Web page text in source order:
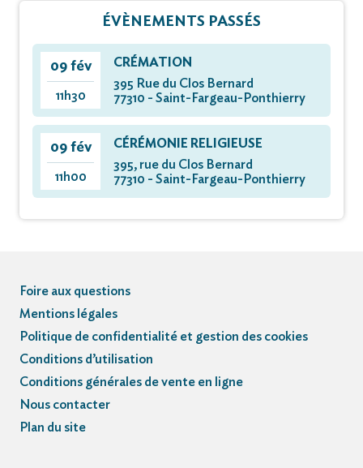
ÉVÈNEMENTS PASSÉS
09 fév
11h30
CRÉMATION
395 Rue du Clos Bernard
77310 - Saint-Fargeau-Ponthierry
09 fév
11h00
CÉRÉMONIE RELIGIEUSE
395, rue du Clos Bernard
77310 - Saint-Fargeau-Ponthierry
Foire aux questions
Mentions légales
Politique de confidentialité et gestion des cookies
Conditions d’utilisation
Conditions générales de vente en ligne
Nous contacter
Plan du site